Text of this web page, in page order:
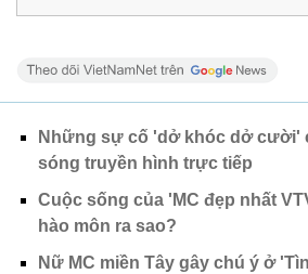
Những sự cố 'dở khóc dở cười'
sóng truyền hình trực tiếp
Cuộc sống của 'MC đẹp nhất
hào môn ra sao?
Nữ MC miền Tây gây chú ý ở